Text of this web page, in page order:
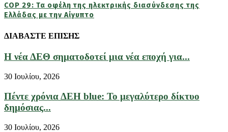
COP 29: Τα οφέλη της ηλεκτρικής διασύνδεσης της
Ελλάδας με την Αίγυπτο
ΔΙΑΒΑΣΤΕ ΕΠΙΣΗΣ
Η νέα ΔΕΘ σηματοδοτεί μια νέα εποχή για...
30 Ιουλίου, 2026
Πέντε χρόνια ΔΕΗ blue: Το μεγαλύτερο δίκτυο
δημόσιας...
30 Ιουλίου, 2026